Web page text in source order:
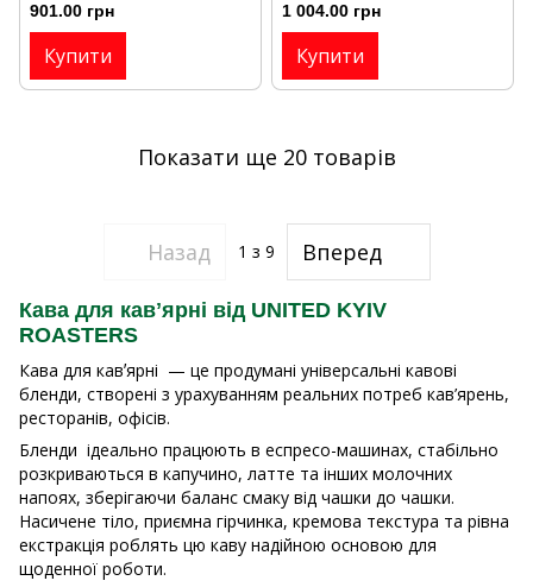
901.00 грн
Купити
1 004.00 грн
Купити
Показати ще 20 товарів
Назад 1 з 9 Вперед
Кава для кавʼярні від UNITED KYIV
ROASTERS
Кава для кавʼярні — це продумані універсальні кавові
бленди, створені з урахуванням реальних потреб кав’ярень,
ресторанів, офісів.
Бленди ідеально працюють в еспресо-машинах, стабільно
розкриваються в капучино, латте та інших молочних
напоях, зберігаючи баланс смаку від чашки до чашки.
Насичене тіло, приємна гірчинка, кремова текстура та рівна
екстракція роблять цю каву надійною основою для
щоденної роботи.